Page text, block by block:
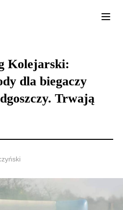
Kolejarski:
dla biegaczy
Trwają